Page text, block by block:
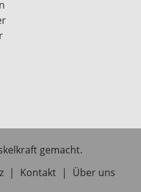
gemacht.
| Kontakt |
Über uns